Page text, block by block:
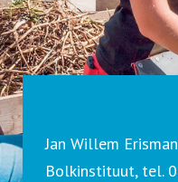
Jan Willem
Bolkinstituut, tel.